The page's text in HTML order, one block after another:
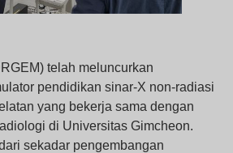
telah meluncurkan
pendidikan sinar-X non-radiasi
yang bekerja sama dengan
di Universitas Gimcheon.
sekadar pengembangan